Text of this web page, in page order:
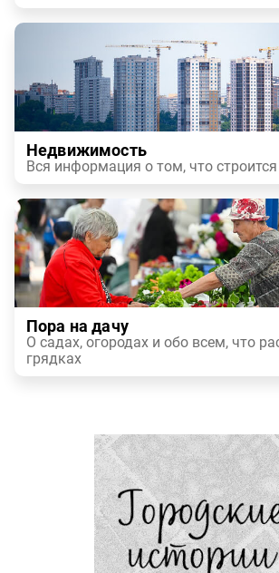
Недвижимость
Вся информация о том, что
Пора на дачу
О садах, огородах и обо всем, что
грядках